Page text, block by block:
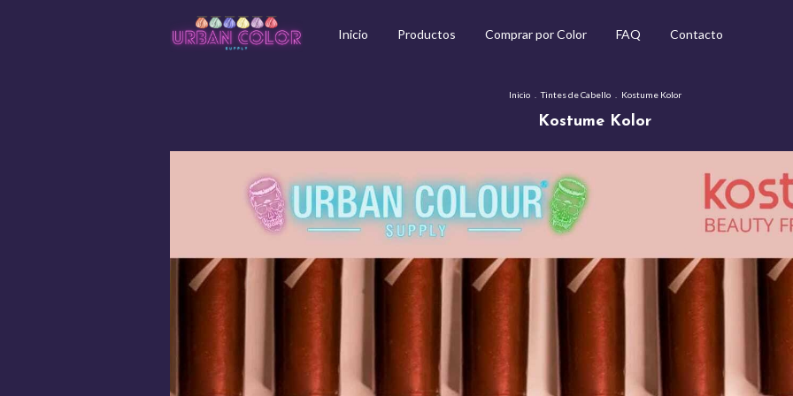
Inicio Productos Comprar por Color FAQ Contacto
Inicio Tintes de Cabello Kostume Kolor
Kostume Kolor